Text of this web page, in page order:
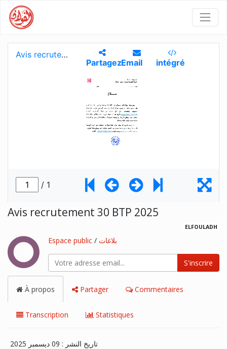
Avis recrutement 30 BTP 2025
ELFOULADH
Espace public / بلاغات
S'inscrire
À propos Partager Commentaires
Transcription Statistiques
تاريخ النشر : 09 ديسمبر 2025